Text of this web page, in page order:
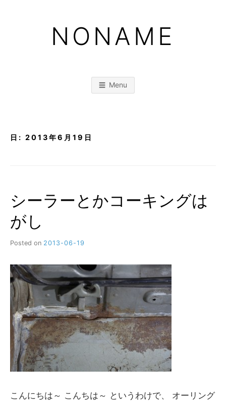
NONAME
Menu
日: 2013年6月19日
シーラーとかコーキングは
がし
Posted on 2013-06-19
M
M
こんにちは～ こんちは～ というわけで、 オーリング